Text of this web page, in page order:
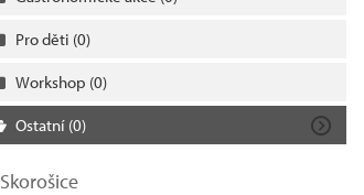
Pro děti (0)
Workshop (0)
Ostatní (0)
Skorošice